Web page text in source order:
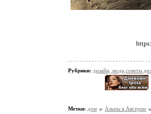
Рубрики: дизайн, мода,советы
Метки: дом Альпы в Австрии